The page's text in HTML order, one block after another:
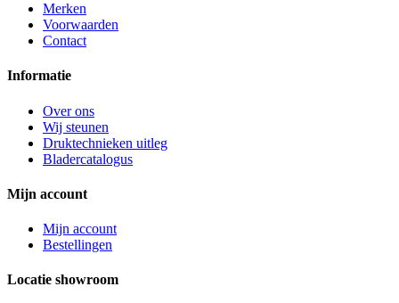
Merken
Voorwaarden
Contact
Informatie
Over ons
Wij steunen
Druktechnieken uitleg
Bladercatalogus
Mijn account
Mijn account
Bestellingen
Locatie showroom